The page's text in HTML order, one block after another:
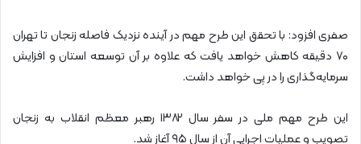
صفری افزود: با تحقق این طرح مهم در آینده نزدیک فاصله زنجان تا تهران
۷۰ دقیقه کاهش خواهد یافت که علاوه بر آن توسعه استان و افزایش
سرمایه‌گذاری را در پی خواهد داشت.
این طرح مهم ملی در سفر سال ۱۳۸۲ رهبر معظم انقلاب به زنجان
تصویب و عملیات اجرایی آن از سال ۹۵ آغاز شد.